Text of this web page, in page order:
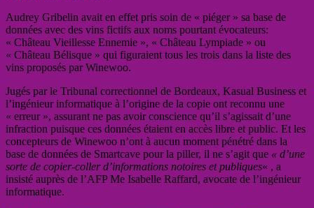
Audrey Gribelin avait en effet pris soin de « piéger » sa base de
données avec des vins fictifs aux noms pourtant évocateurs:
« Château Vieillesse Ennemie », « Château Lympiade » ou
« Château Bélisque » qui figuraient tous les trois dans la liste des
vins proposés par Winewoo.
Jugés par le Tribunal correctionnel de Bordeaux, Kasual Business et
l’ingénieur informatique à l’origine de la copie ont reconnu une
« erreur », assurant ne pas avoir conscience qu’il s’agissait d’une
infraction puisque ces données étaient en accès libre et public. Et les
concepteurs de Winewoo n’ont à aucun moment pénétré dans la
base de données de Smartcave pour la piller, il ne s’agit que « d’une
sorte de copier-coller d’informations notoires et publiques« , a
insisté auprès de l’AFP Me Isabelle Raffard, avocate de l’ingénieur
informatique.